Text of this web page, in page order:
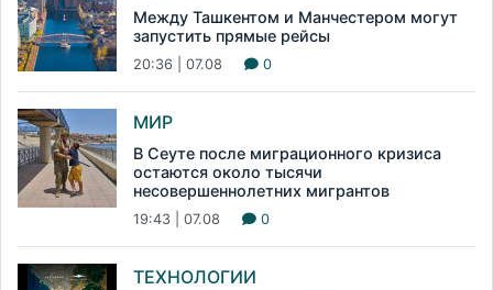
Между Ташкентом и Манчестером могут
запустить прямые рейсы
20:36 | 07.08 0
МИР
В Сеуте после миграционного кризиса
остаются около тысячи
несовершеннолетних мигрантов
19:43 | 07.08 0
ТЕХНОЛОГИИ